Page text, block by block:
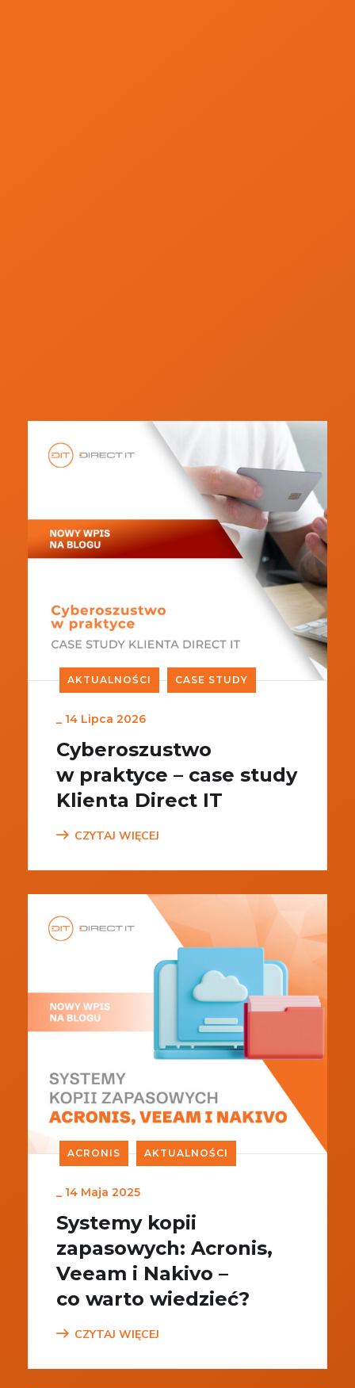
AKTUALNOŚCI CASE STUDY
_ 14 Lipca 2026
Cyberoszustwo
w praktyce – case study
Klienta Direct IT
CZYTAJ WIĘCEJ
ACRONIS AKTUALNOŚCI
_ 14 Maja 2025
Systemy kopii
zapasowych: Acronis,
Veeam i Nakivo –
co warto wiedzieć?
CZYTAJ WIĘCEJ